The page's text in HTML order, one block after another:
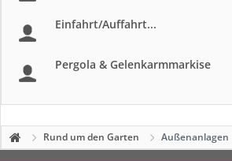
Einfahrt/Auffahrt...
Pergola & Gelenkarmmarkise
Rund um den Garten Außenanlagen